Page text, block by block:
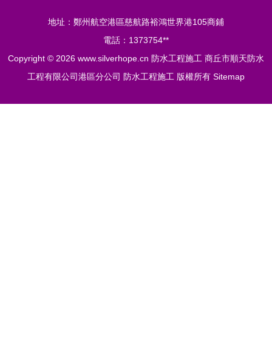
地址：鄭州航空港區慈航路裕鴻世界港105商鋪
電話：1373754**
Copyright © 2026 www.silverhope.cn 防水工程施工 商丘市順天防水
工程有限公司港區分公司 防水工程施工 版權所有 Sitemap